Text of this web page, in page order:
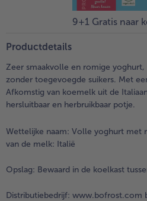
9+1 Gratis naar
Productdetails
Zeer smaakvolle en romige
zonder toegevoegde suikers. Met
Afkomstig van koemelk uit de
hersluitbaar en herbruikbaar potje.
Wettelijke naam: Volle yoghurt met
van de melk: Italië
Opslag: Bewaard in de koelkast
Distributiebedrijf: www.bofrost.com